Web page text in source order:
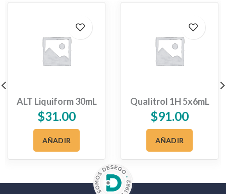
ALT Liquiform 30mL
$31.00
AÑADIR
Qualitrol 1H 5x6mL
$91.00
AÑADIR